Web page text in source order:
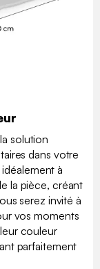
solution
dans votre
à
la pièce, créant
serez invité à
vos moments
couleur
parfaitement